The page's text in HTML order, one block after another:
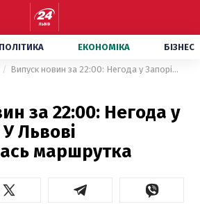
ЕКОНОМІКА БІЗНЕС
Випуск новин за 22:00: Негода у Запоріжжі. У Львові перекинулась маршрутка
за 22:00: Негода у
Львові
маршрутка